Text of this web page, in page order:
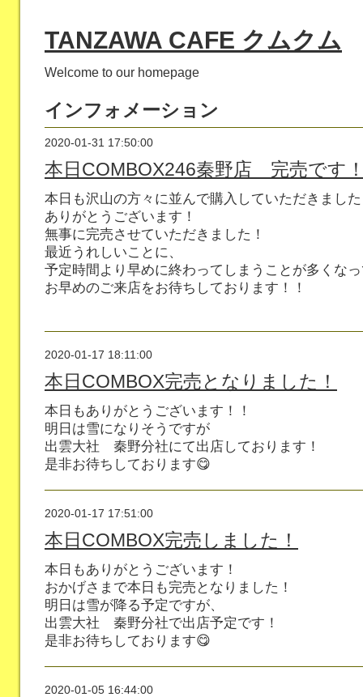
TANZAWA CAFE クムクム
Welcome to our homepage
インフォメーション
2020-01-31 17:50:00
本日COMBOX246秦野店 完売です
本日も沢山の方々に並んで購入していただきまし
ありがとうございます！
無事に完売させていただきました！
最近うれしいことに、
予定時間より早めに終わってしまうことが多くな
お早めのご来店をお待ちしております！！
2020-01-17 18:11:00
本日COMBOX完売となりました！
本日もありがとうございます！！
明日は雪になりそうですが
出雲大社 秦野分社にて出店しております！
是非お待ちしております😋
2020-01-17 17:51:00
本日COMBOX完売しました！
本日もありがとうございます！
おかげさまで本日も完売となりました！
明日は雪が降る予定ですが、
出雲大社 秦野分社で出店予定です！
是非お待ちしております😋
2020-01-05 16:44:00